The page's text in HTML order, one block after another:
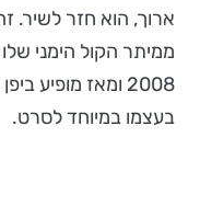
ארוך, הוא חזר לשיר.
ממיתר הקול הימני
2008 ומאז מופיע
בעצמו במיוחד לסרט.